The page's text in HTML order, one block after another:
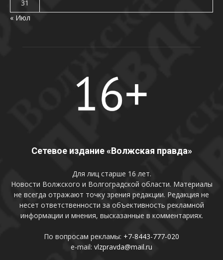
31
« Июл
Сетевое издание «Волжская правда»
Для лиц старше 16 лет.
Новости Волжского и Волгоградской области. Материалы
не всегда отражают точку зрения редакции. Редакция не
несет ответственности за объективность рекламной
информации и мнения, высказанные в комментариях.
По вопросам рекламы: +7-8443-777-020
e-mail: vlzpravda@mail.ru